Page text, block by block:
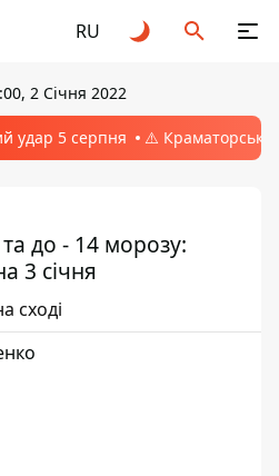
RU
2 Січня 2022
удар 5 серпня ⚠️ Краматорськ,
до - 14 морозу:
3 січня
сході